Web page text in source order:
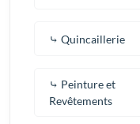
⤷ Quincaillerie
⤷ Peinture et
Revêtements